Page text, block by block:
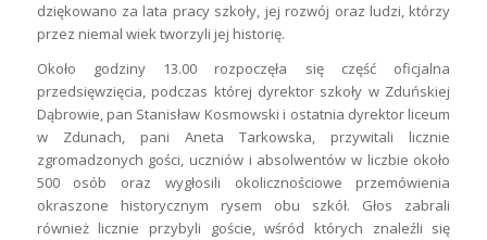
dziękowano za lata pracy szkoły, jej rozwój oraz ludzi, którzy
przez niemal wiek tworzyli jej historię.
Około godziny 13.00 rozpoczęła się część oficjalna
przedsięwzięcia, podczas której dyrektor szkoły w Zduńskiej
Dąbrowie, pan Stanisław Kosmowski i ostatnia dyrektor liceum
w Zdunach, pani Aneta Tarkowska, przywitali licznie
zgromadzonych gości, uczniów i absolwentów w liczbie około
500 osób oraz wygłosili okolicznościowe przemówienia
okraszone historycznym rysem obu szkół. Głos zabrali
również licznie przybyli goście, wśród których znaleźli się